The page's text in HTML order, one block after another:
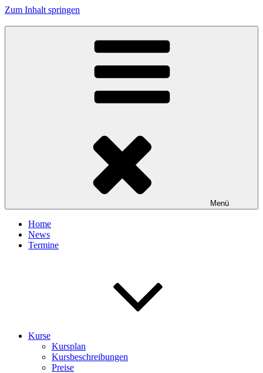
Zum Inhalt springen
Menü
Home
News
Termine
Kurse
Kursplan
Kursbeschreibungen
Preise